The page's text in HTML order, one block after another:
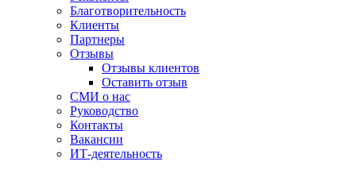
Благотворительность
Клиенты
Партнеры
Отзывы
Отзывы клиентов
Оставить отзыв
СМИ о нас
Руководство
Контакты
Вакансии
ИТ-деятельность